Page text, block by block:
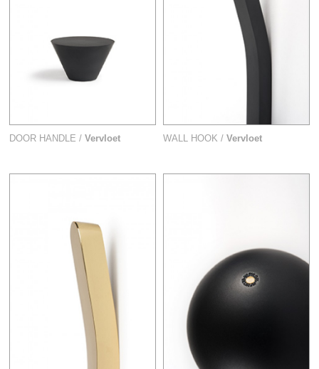
DOOR HANDLE / Vervloet WALL HOOK / Vervloet